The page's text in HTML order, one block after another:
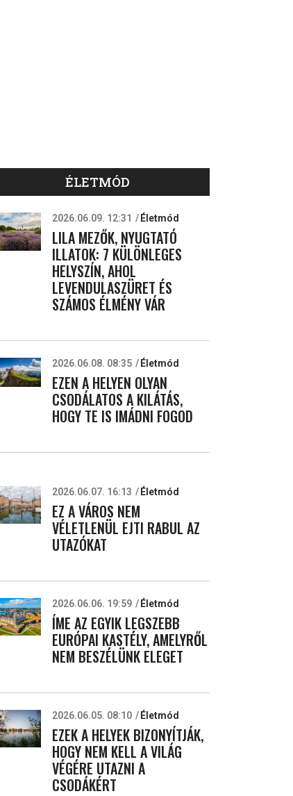
ÉLETMÓD
2026.06.09. 12:31 Életmód
LILA MEZŐK, NYUGTATÓ
ILLATOK: 7 KÜLÖNLEGES
HELYSZÍN, AHOL
LEVENDULASZÜRET ÉS
SZÁMOS ÉLMÉNY VÁR
2026.06.08. 08:35 Életmód
EZEN A HELYEN OLYAN
CSODÁLATOS A KILÁTÁS,
HOGY TE IS IMÁDNI FOGOD
2026.06.07. 16:13 Életmód
EZ A VÁROS NEM
VÉLETLENÜL EJTI RABUL AZ
UTAZÓKAT
2026.06.06. 19:59 Életmód
ÍME AZ EGYIK LEGSZEBB
EURÓPAI KASTÉLY, AMELYRŐL
NEM BESZÉLÜNK ELEGET
2026.06.05. 08:10 Életmód
EZEK A HELYEK BIZONYÍTJÁK,
HOGY NEM KELL A VILÁG
VÉGÉRE UTAZNI A
CSODÁKÉRT